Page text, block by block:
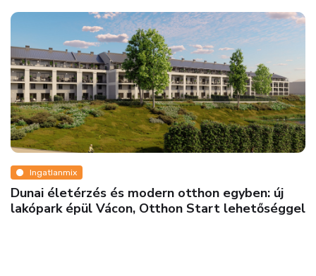
Ingatlanmix
Dunai életérzés és modern otthon egyben: új
lakópark épül Vácon, Otthon Start lehetőséggel